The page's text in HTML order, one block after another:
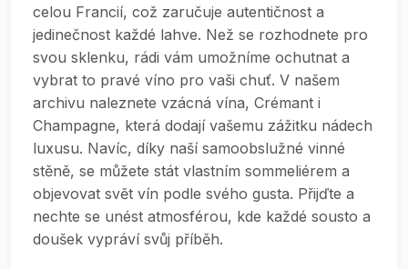
celou Francií, což zaručuje autentičnost a
jedinečnost každé lahve. Než se rozhodnete pro
svou sklenku, rádi vám umožníme ochutnat a
vybrat to pravé víno pro vaši chuť. V našem
archivu naleznete vzácná vína, Crémant i
Champagne, která dodají vašemu zážitku nádech
luxusu. Navíc, díky naší samoobslužné vinné
stěně, se můžete stát vlastním sommeliérem a
objevovat svět vín podle svého gusta. Přijďte a
nechte se unést atmosférou, kde každé sousto a
doušek vypráví svůj příběh.